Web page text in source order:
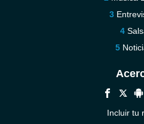
Incluir tu